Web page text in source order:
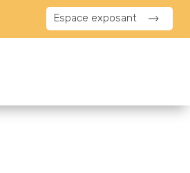
Espace exposant